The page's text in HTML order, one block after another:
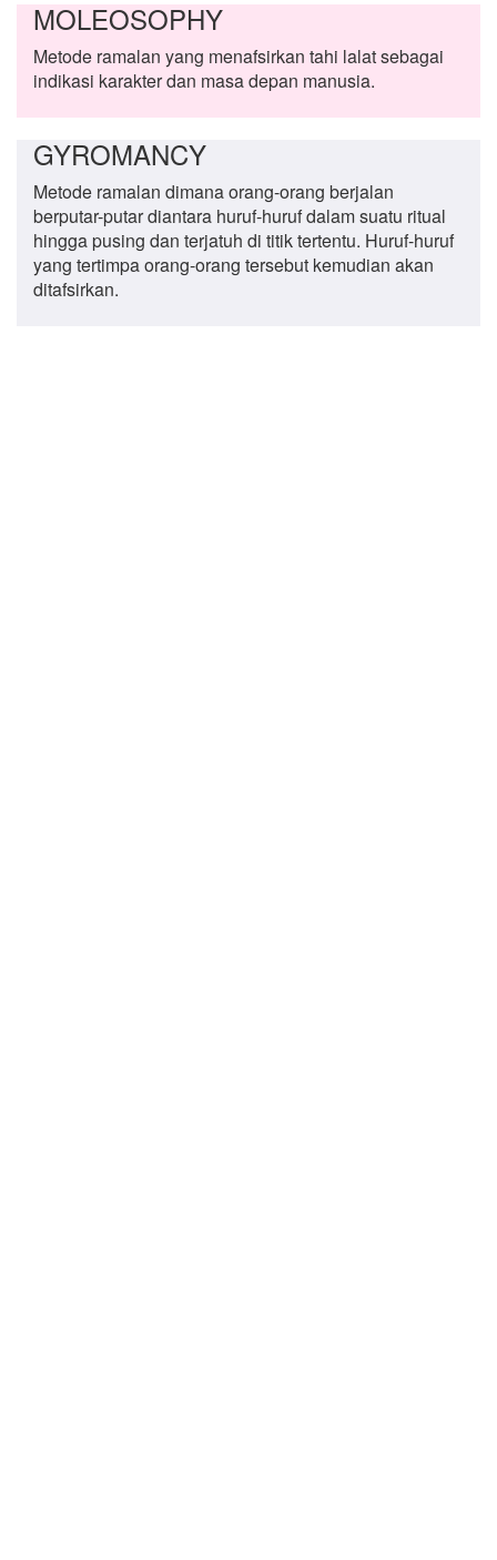
MOLEOSOPHY
Metode ramalan yang menafsirkan tahi lalat sebagai
indikasi karakter dan masa depan manusia.
GYROMANCY
Metode ramalan dimana orang-orang berjalan
berputar-putar diantara huruf-huruf dalam suatu ritual
hingga pusing dan terjatuh di titik tertentu. Huruf-huruf
yang tertimpa orang-orang tersebut kemudian akan
ditafsirkan.